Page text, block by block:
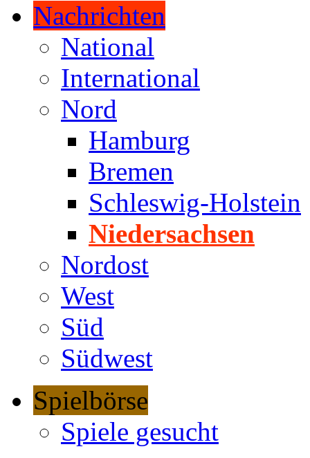
Nachrichten
National
International
Nord
Hamburg
Bremen
Schleswig-Holstein
Niedersachsen
Nordost
West
Süd
Südwest
Spielbörse
Spiele gesucht